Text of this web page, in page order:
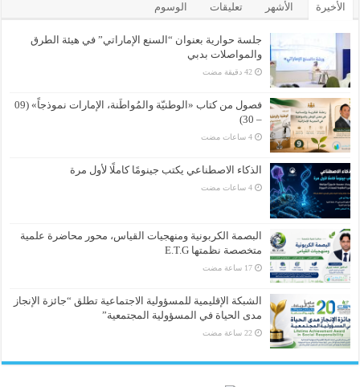
الأخيرة الأشهر تعليقات الوسوم
جلسة حوارية بعنوان “السنع الإماراتي” في هيئة الطرق
والمواصلات بدبي
فصول من كتاب «الوطنيّة والمُواطَنة، الإمارات نموذجاً» (09
– 30)
الذكاء الاصطناعي يكتب جينومًا كاملًا لأول مرة
البصمة الكربونية ومنهجيات القياس، محور محاضرة علمية
متخصصة نظمتها E.T.G
الشبكة الإقليمية للمسؤولية الاجتماعية تطلق “جائزة الإنجاز
مدى الحياة في المسؤولية المجتمعية”